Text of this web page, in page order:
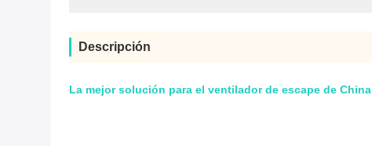
Descripción
La mejor solución para el ventilador de escape de China